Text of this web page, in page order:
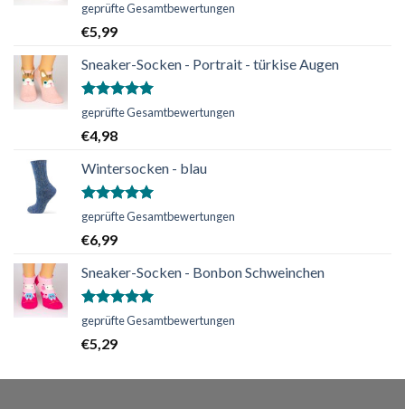
Bewertet
von 5
geprüfte Gesamtbewertungen
€5,99
Sneaker-Socken - Portrait - türkise Augen
Bewertet
von 5
geprüfte Gesamtbewertungen
€4,98
Wintersocken - blau
Bewertet
von 5
geprüfte Gesamtbewertungen
€6,99
Sneaker-Socken - Bonbon Schweinchen
Bewertet
von 5
geprüfte Gesamtbewertungen
€5,29